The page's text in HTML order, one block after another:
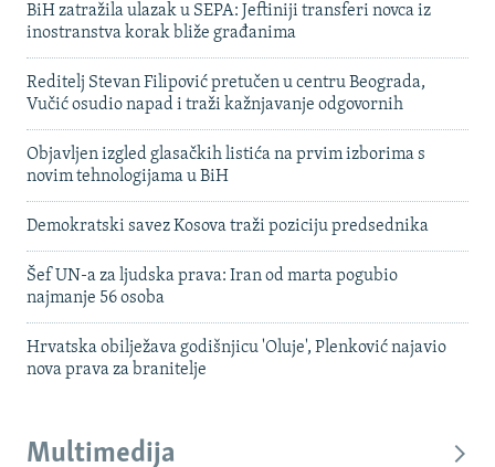
BiH zatražila ulazak u SEPA: Jeftiniji transferi novca iz
inostranstva korak bliže građanima
Reditelj Stevan Filipović pretučen u centru Beograda,
Vučić osudio napad i traži kažnjavanje odgovornih
Objavljen izgled glasačkih listića na prvim izborima s
novim tehnologijama u BiH
Demokratski savez Kosova traži poziciju predsednika
Šef UN-a za ljudska prava: Iran od marta pogubio
najmanje 56 osoba
Hrvatska obilježava godišnjicu 'Oluje', Plenković najavio
nova prava za branitelje
Multimedija